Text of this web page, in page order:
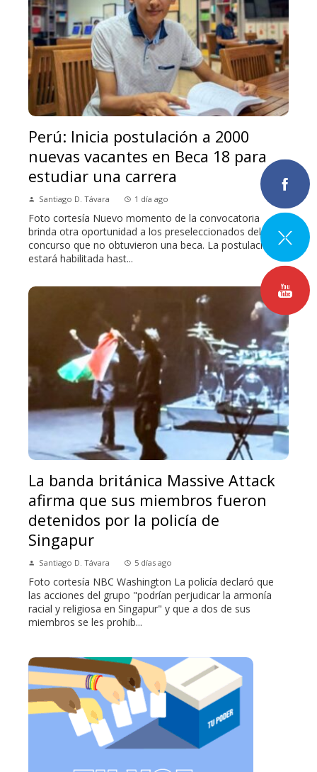
Perú: Inicia postulación a 2000
nuevas vacantes en Beca 18 para
estudiar una carrera
Santiago D. Távara 1 día ago
Foto cortesía Nuevo momento de la convocatoria
brinda otra oportunidad a los preseleccionados del
concurso que no obtuvieron una beca. La postulación
estará habilitada hast...
La banda británica Massive Attack
afirma que sus miembros fueron
detenidos por la policía de
Singapur
Santiago D. Távara 5 días ago
Foto cortesía NBC Washington La policía declaró que
las acciones del grupo "podrían perjudicar la armonía
racial y religiosa en Singapur" y que a dos de sus
miembros se les prohib...